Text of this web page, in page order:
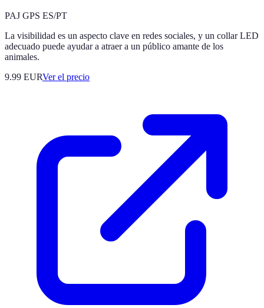
PAJ GPS ES/PT
La visibilidad es un aspecto clave en redes sociales, y un collar LED
adecuado puede ayudar a atraer a un público amante de los
animales.
9.99 EURVer el precio